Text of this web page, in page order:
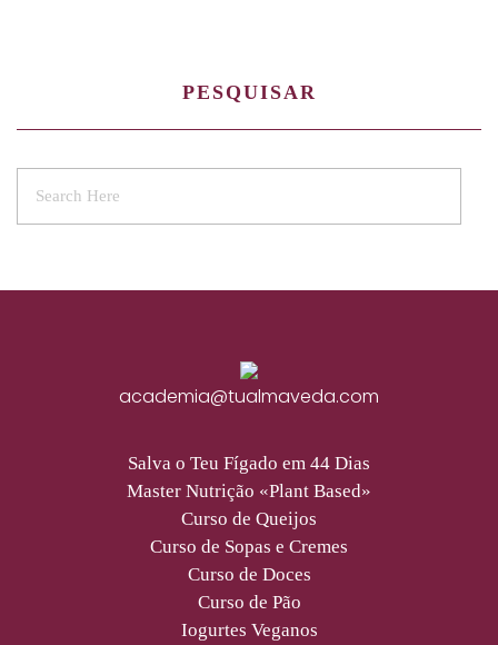
PESQUISAR
academia@tualmaveda.com
Salva o Teu Fígado em 44 Dias
Master Nutrição «Plant Based»
Curso de Queijos
Curso de Sopas e Cremes
Curso de Doces
Curso de Pão
Iogurtes Veganos